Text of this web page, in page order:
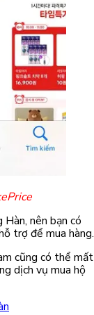
nên bạn có
trợ để mua hàng.
cũng có thể mất
dịch vụ mua hộ